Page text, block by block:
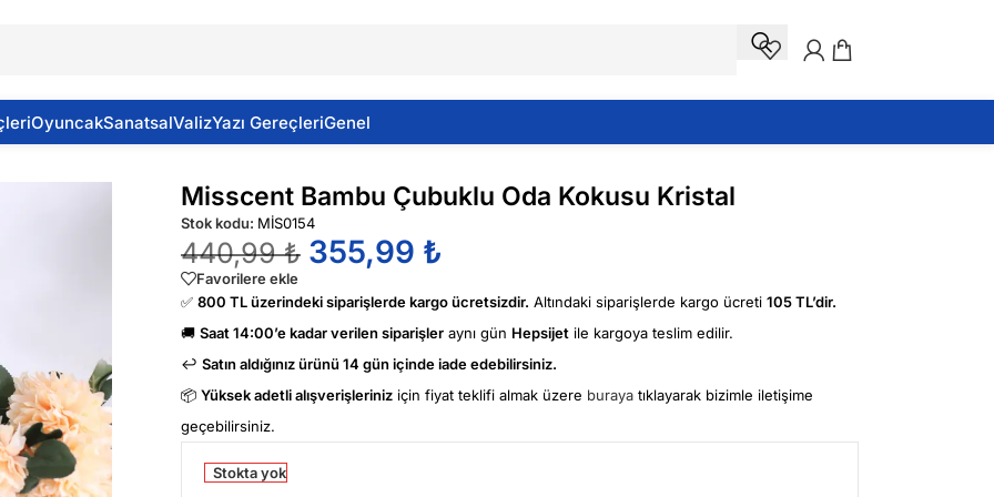
OyuncakSanatsalValizYazı GereçleriGenel
Misscent Bambu Çubuklu Oda Kokusu Kristal
Stok kodu: MİS0154
440,99₺ 355,99 ₺
Favorilere ekle
✅ 800 TL üzerindeki siparişlerde kargo ücretsizdir. Altındaki siparişlerde kargo ücreti 105 TL’dir.
🚚 Saat 14:00’e kadar verilen siparişler aynı gün Hepsijet ile kargoya teslim edilir.
↩️ Satın aldığınız ürünü 14 gün içinde iade edebilirsiniz.
📦 Yüksek adetli alışverişleriniz için fiyat teklifi almak üzere buraya tıklayarak bizimle iletişime
geçebilirsiniz.
Stokta yok